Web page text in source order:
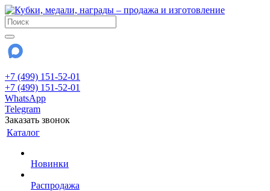
+7 (499) 151-52-01
+7 (499) 151-52-01
WhatsApp
Telegram
Заказать звонок
Каталог
Новинки
Распродажа